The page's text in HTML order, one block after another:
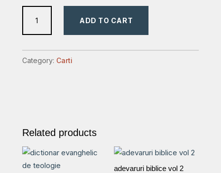
ierusalimului
ADD TO CART
Category: Carti
Related products
adevaruri biblice vol 2